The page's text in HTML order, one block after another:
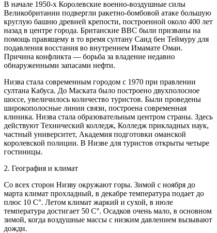
В начале 1950-х Королевские военно-воздушные силы
Великобритании подвергли ракетно-бомбовой атаке большую
круглую башню древней крепости, построенной около 400 лет
назад в центре города. Британские ВВС были призваны на
помощь правящему в то время султану Саид бен Теймуру для
подавления восстания во внутреннем Имамате Оман.
Причина конфликта — борьба за владение недавно
обнаруженными запасами нефти.
Низва стала современным городом с 1970 при правлении
султана Кабуса. До Маската было построено двухполосное
шоссе, увеличилось количество туристов. Были проведены
широкополосные линии связи, построена современная
клиника. Низва стала образовательным центром страны. Здесь
действуют Технический колледж, Колледж прикладных наук,
частный университет, Академия подготовки оманской
королевской полиции. В Низве для туристов открыты четыре
гостиницы.
2. География и климат
Со всех сторон Низву окружают горы. Зимой с ноября до
марта климат прохладный, в декабре температура подает до
плюс 10 C°. Летом климат жаркий и сухой, в июле
температура достигает 50 C°. Осадков очень мало, в основном
зимой, когда воздушные массы с низким давлением вызывают
дожди.